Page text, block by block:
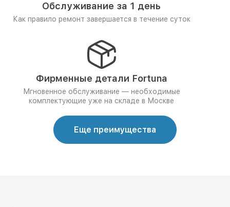
Обслуживание за 1 день
Как правило ремонт завершается в течение суток
Фирменные детали Fortuna
Мгновенное обслуживание — необходимые
комплектующие уже на складе в Москве
Еще преимущества